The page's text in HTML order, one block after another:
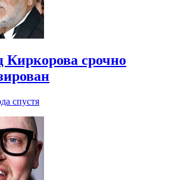
срочно
спустя